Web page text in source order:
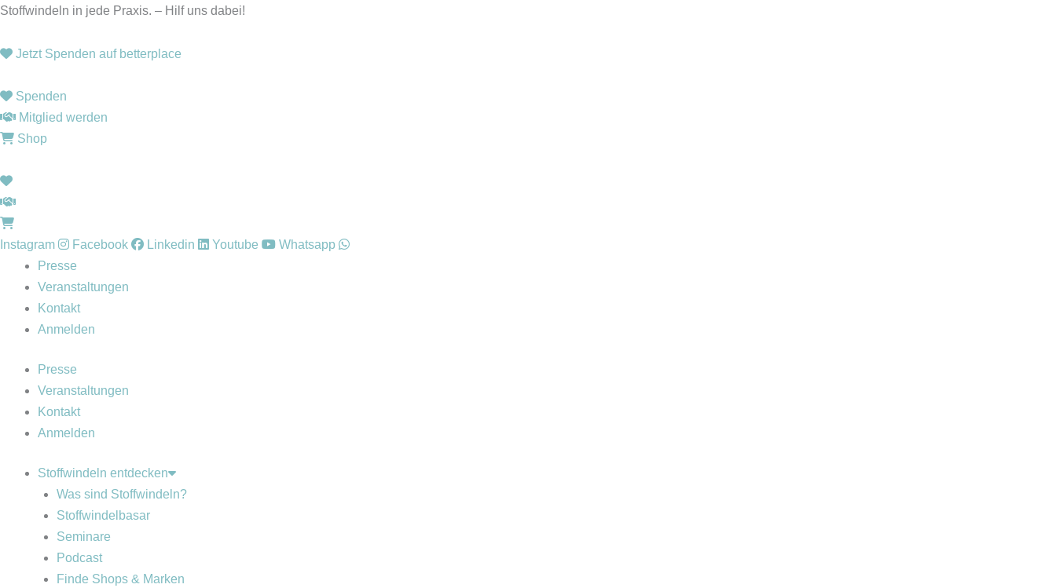
Zum
springen
Stoffwindeln in jede Praxis. – Hilf uns dabei!
Jetzt Spenden auf betterplace
Spenden
Mitglied werden
Shop
Instagram Facebook Linkedin Youtube
Whatsapp
Presse
Veranstaltungen
Kontakt
Anmelden
Presse
Veranstaltungen
Kontakt
Anmelden
Stoffwindeln entdecken
Was sind Stoffwindeln?
Stoffwindelbasar
Seminare
Podcast
Finde Shops & Marken